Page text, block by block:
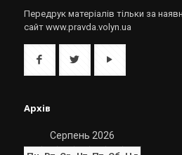
Передрук матеріалів тільки за
сайт www.pravda.volyn.ua
Архів
Серпень 2026